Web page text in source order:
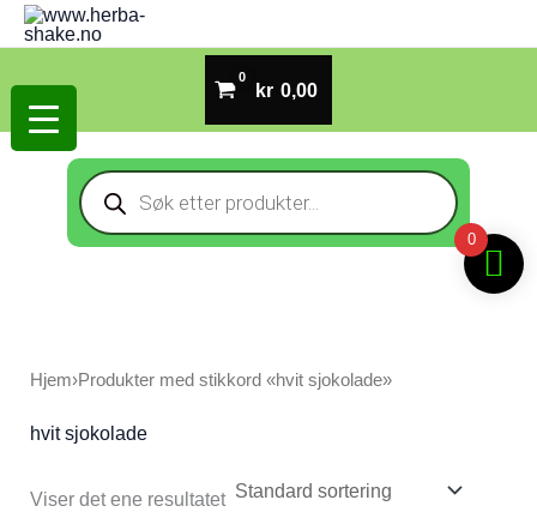
Hopp
rett
til
innholdet
kr 0,00
Products
search
Hjem›Produkter med stikkord «hvit sjokolade»
hvit sjokolade
Viser det ene resultatet
0